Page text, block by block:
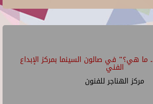
ما هي؟" في صالون السينما بمركز الإبداع
الفني
مركز الهناجر للفنون